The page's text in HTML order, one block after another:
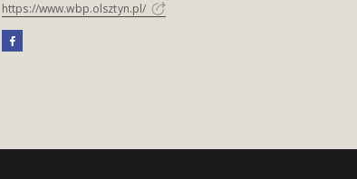
https://www.wbp.olsztyn.pl/